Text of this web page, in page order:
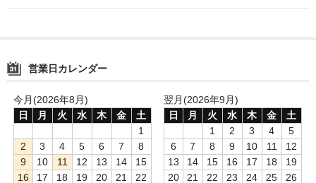
営業日カレンダー
今月(2026年8月)
日
月 火 水 木 金
土
1
2
3 4 5 6 7
8
9
10 11 12 13 14
15
16
17 18 19 20 21
22
翌月(2026年9月)
日
月 火 水 木 金
土
1
2 3 4
5
6
7 8 9 10 11
12
13
14 15 16 17 18
19
20
21 22 23 24 25
26